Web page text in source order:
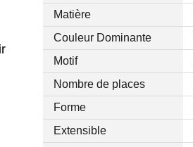
Matière
Couleur Dominante
Motif
Nombre de places
Forme
Extensible